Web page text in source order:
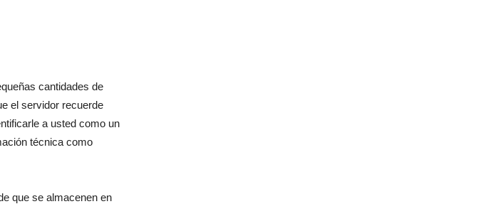
cantidades de
el servidor recuerde
a usted como un
técnica como
que se almacenen en